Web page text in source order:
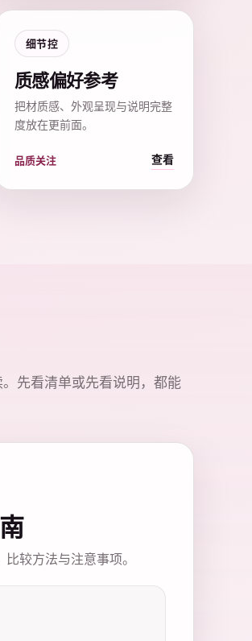
细节控
质感偏好参考
把材质感、外观呈现与说明完整
度放在更前面。
品质关注 查看
先看清单或先看说明，都能
较方法与注意事项。